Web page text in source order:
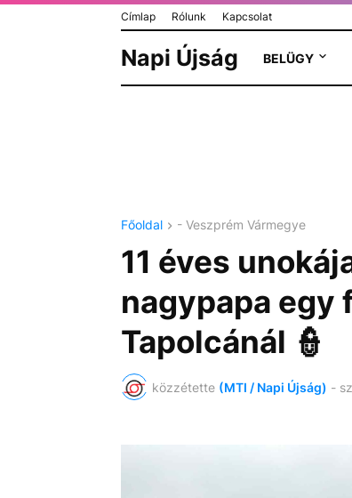
Címlap Rólunk Kapcsolat
Napi Újság BELÜGY
Főoldal - Veszprém Vármegye
11 éves
nagypapa egy
Tapolcánál 👮
közzétette (MTI / Napi Újság) -